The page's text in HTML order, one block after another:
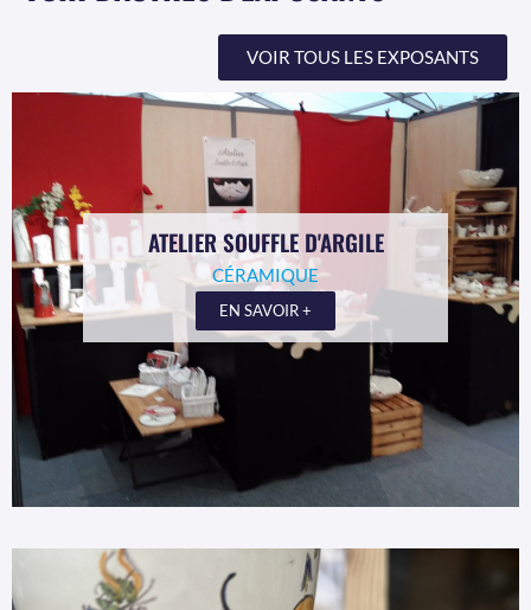
VOIR TOUS LES EXPOSANTS
ATELIER SOUFFLE D'ARGILE
CÉRAMIQUE
EN SAVOIR +